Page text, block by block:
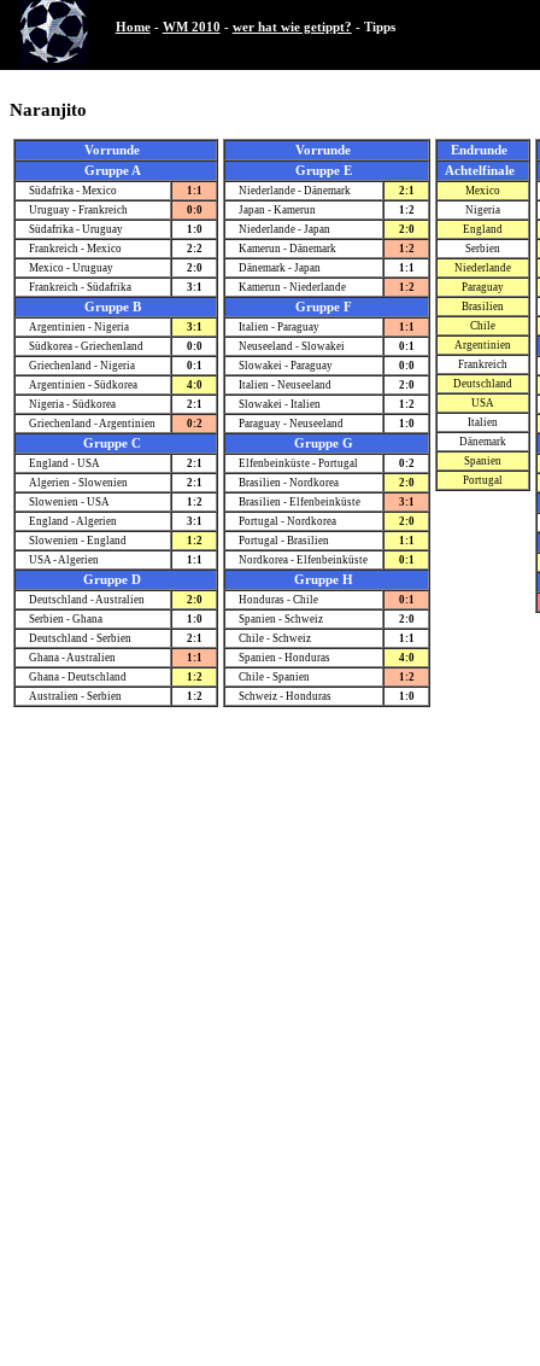
Home- WM 2010 - wer hat wie getippt? - Tipps
Naranjito
Vorrunde
Gruppe A
Südafrika - Mexico
1:1
Uruguay - Frankreich
0:0
Südafrika - Uruguay
1:0
Frankreich - Mexico
2:2
Mexico - Uruguay
2:0
Frankreich - Südafrika
3:1
Gruppe B
Argentinien - Nigeria
3:1
Südkorea - Griechenland
0:0
Griechenland - Nigeria
0:1
Argentinien - Südkorea
4:0
Nigeria - Südkorea
2:1
Griechenland - Argentinien
0:2
Gruppe C
England - USA
2:1
Algerien - Slowenien
2:1
Slowenien - USA
1:2
England - Algerien
3:1
Slowenien - England
1:2
USA - Algerien
1:1
Gruppe D
Deutschland - Australien
2:0
Serbien - Ghana
1:0
Deutschland - Serbien
2:1
Ghana - Australien
1:1
Ghana - Deutschland
1:2
Australien - Serbien
1:2
Vorrunde
Gruppe E
Niederlande - Dänemark
2:1
Japan - Kamerun
1:2
Niederlande - Japan
2:0
Kamerun - Dänemark
1:2
Dänemark - Japan
1:1
Kamerun - Niederlande
1:2
Gruppe F
Italien - Paraguay
1:1
Neuseeland - Slowakei
0:1
Slowakei - Paraguay
0:0
Italien - Neuseeland
2:0
Slowakei - Italien
1:2
Paraguay - Neuseeland
1:0
Gruppe G
Elfenbeinküste - Portugal
0:2
Brasilien - Nordkorea
2:0
Brasilien - Elfenbeinküste
3:1
Portugal - Nordkorea
2:0
Portugal - Brasilien
1:1
Nordkorea - Elfenbeinküste
0:1
Gruppe H
Honduras - Chile
0:1
Spanien - Schweiz
2:0
Chile - Schweiz
1:1
Spanien - Honduras
4:0
Chile - Spanien
1:2
Schweiz - Honduras
1:0
Endrunde
Achtelfinale
Mexico
Nigeria
England
Serbien
Niederlande
Paraguay
Brasilien
Chile
Argentinien
Frankreich
Deutschland
USA
Italien
Dänemark
Spanien
Portugal